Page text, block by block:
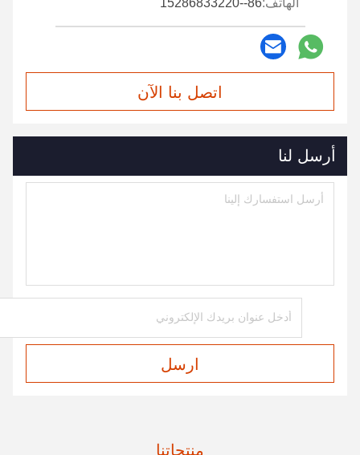
الهاتف:86--15286833220
اتصل بنا الآن
أرسل لنا
ارسل
منتجاتنا